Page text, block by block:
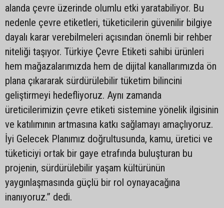
alanda çevre üzerinde olumlu etki yaratabiliyor. Bu
nedenle çevre etiketleri, tüketicilerin güvenilir bilgiye
dayalı karar verebilmeleri açısından önemli bir rehber
niteliği taşıyor. Türkiye Çevre Etiketi sahibi ürünleri
hem mağazalarımızda hem de dijital kanallarımızda ön
plana çıkararak sürdürülebilir tüketim bilincini
geliştirmeyi hedefliyoruz. Aynı zamanda
üreticilerimizin çevre etiketi sistemine yönelik ilgisinin
ve katılımının artmasına katkı sağlamayı amaçlıyoruz.
İyi Gelecek Planımız doğrultusunda, kamu, üretici ve
tüketiciyi ortak bir gaye etrafında buluşturan bu
projenin, sürdürülebilir yaşam kültürünün
yaygınlaşmasında güçlü bir rol oynayacağına
inanıyoruz.” dedi.